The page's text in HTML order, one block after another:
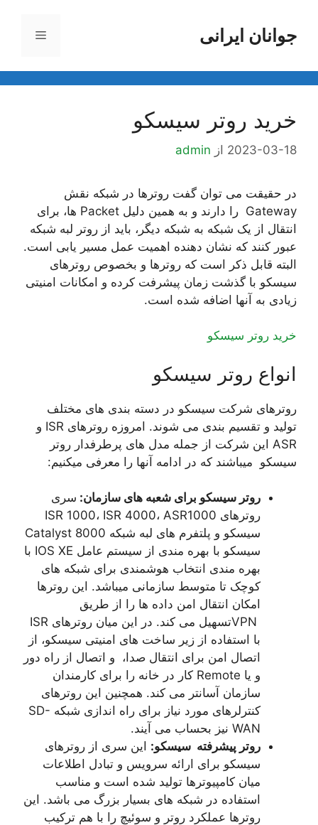
محتواجوانان ایرانی فهرست
خرید روتر سیسکو
2023-03-18 از admin
در حقیقت می توان گفت روترها در شبکه نقش
Gateway را دارند و به همین دلیل Packet ها، برای
انتقال از یک شبکه به شبکه دیگر، باید از روتر لبه شبکه
عبور کنند که نشان دهنده اهمیت عمل مسیر یابی است.
البته قابل ذکر است که روترها و بخصوص روترهای
سیسکو با گذشت زمان پیشرفت کرده و امکانات امنیتی
زیادی به آنها اضافه شده است.
خرید روتر سیسکو
انواع روتر سیسکو
روترهای شرکت سیسکو در دسته بندی های مختلف
تولید و تقسیم بندی می شوند. امروزه روترهای ISR و
ASR این شرکت از جمله مدل های پرطرفدار روتر
سیسکو میباشند که در ادامه آنها را معرفی میکنیم:
روتر سیسکو برای شعبه های سازمان: سری
روترهای ISR 1000، ISR 4000، ASR1000
سیسکو و پلتفرم های لبه شبکه Catalyst 8000
سیسکو با بهره مندی از سیستم عامل IOS XE با
بهره مندی انتخاب هوشمندی برای شبکه های
کوچک تا متوسط سازمانی میباشد. این روترها
امکان انتقال امن داده ها را از طریق
VPNتسهیل می کند. در این میان روترهای ISR
با استفاده از زیر ساخت های امنیتی سیسکو، از
اتصال امن برای انتقال صدا، و اتصال از راه دور
و یا Remote کار در خانه را برای کارمندان
سازمان آسانتر می کند. همچنین این روترهای
کنترلرهای مورد نیاز برای راه اندازی شبکه SD-
WAN نیز بحساب می آیند.
روتر پیشرفته سیسکو: این سری از روترهای
سیسکو برای ارائه سرویس و تبادل اطلاعات
میان کامپیوترها تولید شده است و مناسب
استفاده در شبکه های بسیار بزرگ می باشد. این
روترها عملکرد روتر و سوئیچ را با هم ترکیب